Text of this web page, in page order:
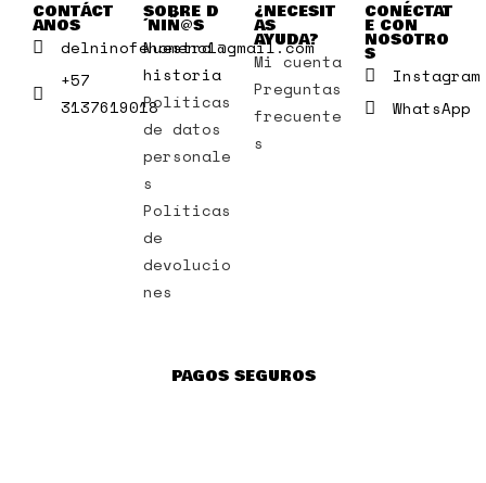
CONTÁCT
ANOS
delninofenomeno1@gmail.com
+57
3137619018
SOBRE D
´NIÑ@S
Nuestra
historia
Políticas
de datos
personale
s
Políticas
de
devolucio
nes
¿NECESIT
AS
AYUDA?
Mi cuenta
Preguntas
frecuente
s
CONÉCTAT
E CON
NOSOTRO
S
Instagram
WhatsApp
PAGOS SEGUROS